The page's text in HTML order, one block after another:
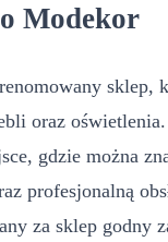
Modekor
sklep,
oraz oświetlenia.
gdzie można
profesjonalną
za sklep godny